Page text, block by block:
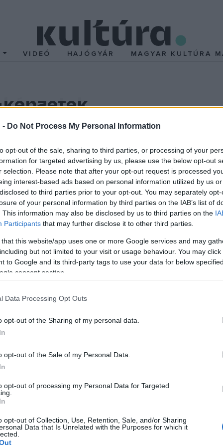
- Do Not Process My Personal Information
opt-out of the sale, sharing to third parties, or processing of your
for targeted advertising by us, please use the below opt-out
selection. Please note that after your opt-out request is processed
interest-based ads based on personal information utilized by us
to third parties prior to your opt-out. You may separately
of your personal information by third parties on the IAB’s list of
This information may also be disclosed by us to third parties on the
Participants that may further disclose it to other third parties.
that this website/app uses one or more Google services and may
but not limited to your visit or usage behaviour. You may
to Google and its third-party tags to use your data for below
consent section.
Data Processing Opt Outs
opt-out of the Sharing of my personal data.
opt-out of the Sale of my Personal Data.
opt-out of processing my Personal Data for Targeted
opt-out of Collection, Use, Retention, Sale, and/or Sharing
Data that Is Unrelated with the Purposes for which it
VIDEÓ HAJÓGYÁR MAGYAR KULTÚRA
képzetek
vetítve módosítják az adott tér jellegét, és ezáltal
méretét, ritmusát, szinkronban történő működését
látogatók számára egy egyszerűen kezelhető
a tér manipulálására, variálására kínálunk lehetőséget.
mozgásokkal, a létrehozott terekkel, szinkronban lévő
egyediséggel rendelkeznek: az anyag, a forma, a szín,
statikai összehangolása vizuálisan nem követhető
nagymértékben differenciált részek látszólag kaotikus ?képi?
azon homogén ?ősforma? erőszakos feltöréséből
fel. Ez a teremtő aktus metaforikusan mint ?ősrobbanás?
egy olyan minden irányba expandáló mezővé, amely
minőségű sík- és téralakzatok kapcsolódásának
viszony van. Az elemek közti kapcsolat létrejöttét
összefüggése kombinációs formák létrehozását teszi
eredményeznek, ismétlődő és ismétlés nélküli
? amely nem tartozik egyik részhez sem, mégis mindkettőt
Egy-egy vizuális program ezen alkotóelemek
sokszínű, változó látványon túlmenően olyan örökké aktuális
Milyen lélektani hatást idézhet elő a folyamatos
e a természettudomány, amikor azt állítja, hogy a
Ludwig Múzeum - Budapest I., Szent György tér 2.